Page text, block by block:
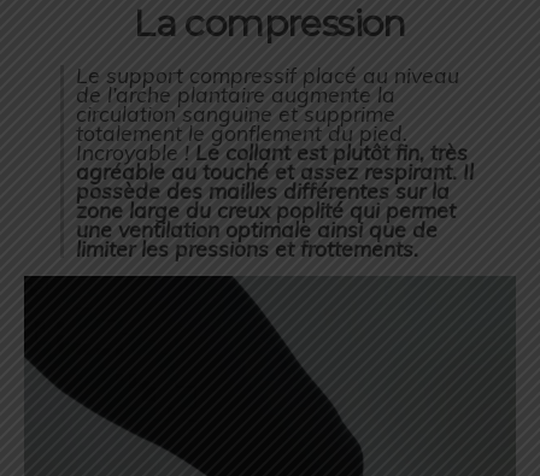
La compression
Le support compressif placé au niveau
de l’arche plantaire augmente la
circulation sanguine et supprime
totalement le gonflement du pied.
Incroyable ! Le collant est plutôt fin, très
agréable au touché et assez respirant. Il
possède des mailles différentes sur la
zone large du creux poplité qui permet
une ventilation optimale ainsi que de
limiter les pressions et frottements.